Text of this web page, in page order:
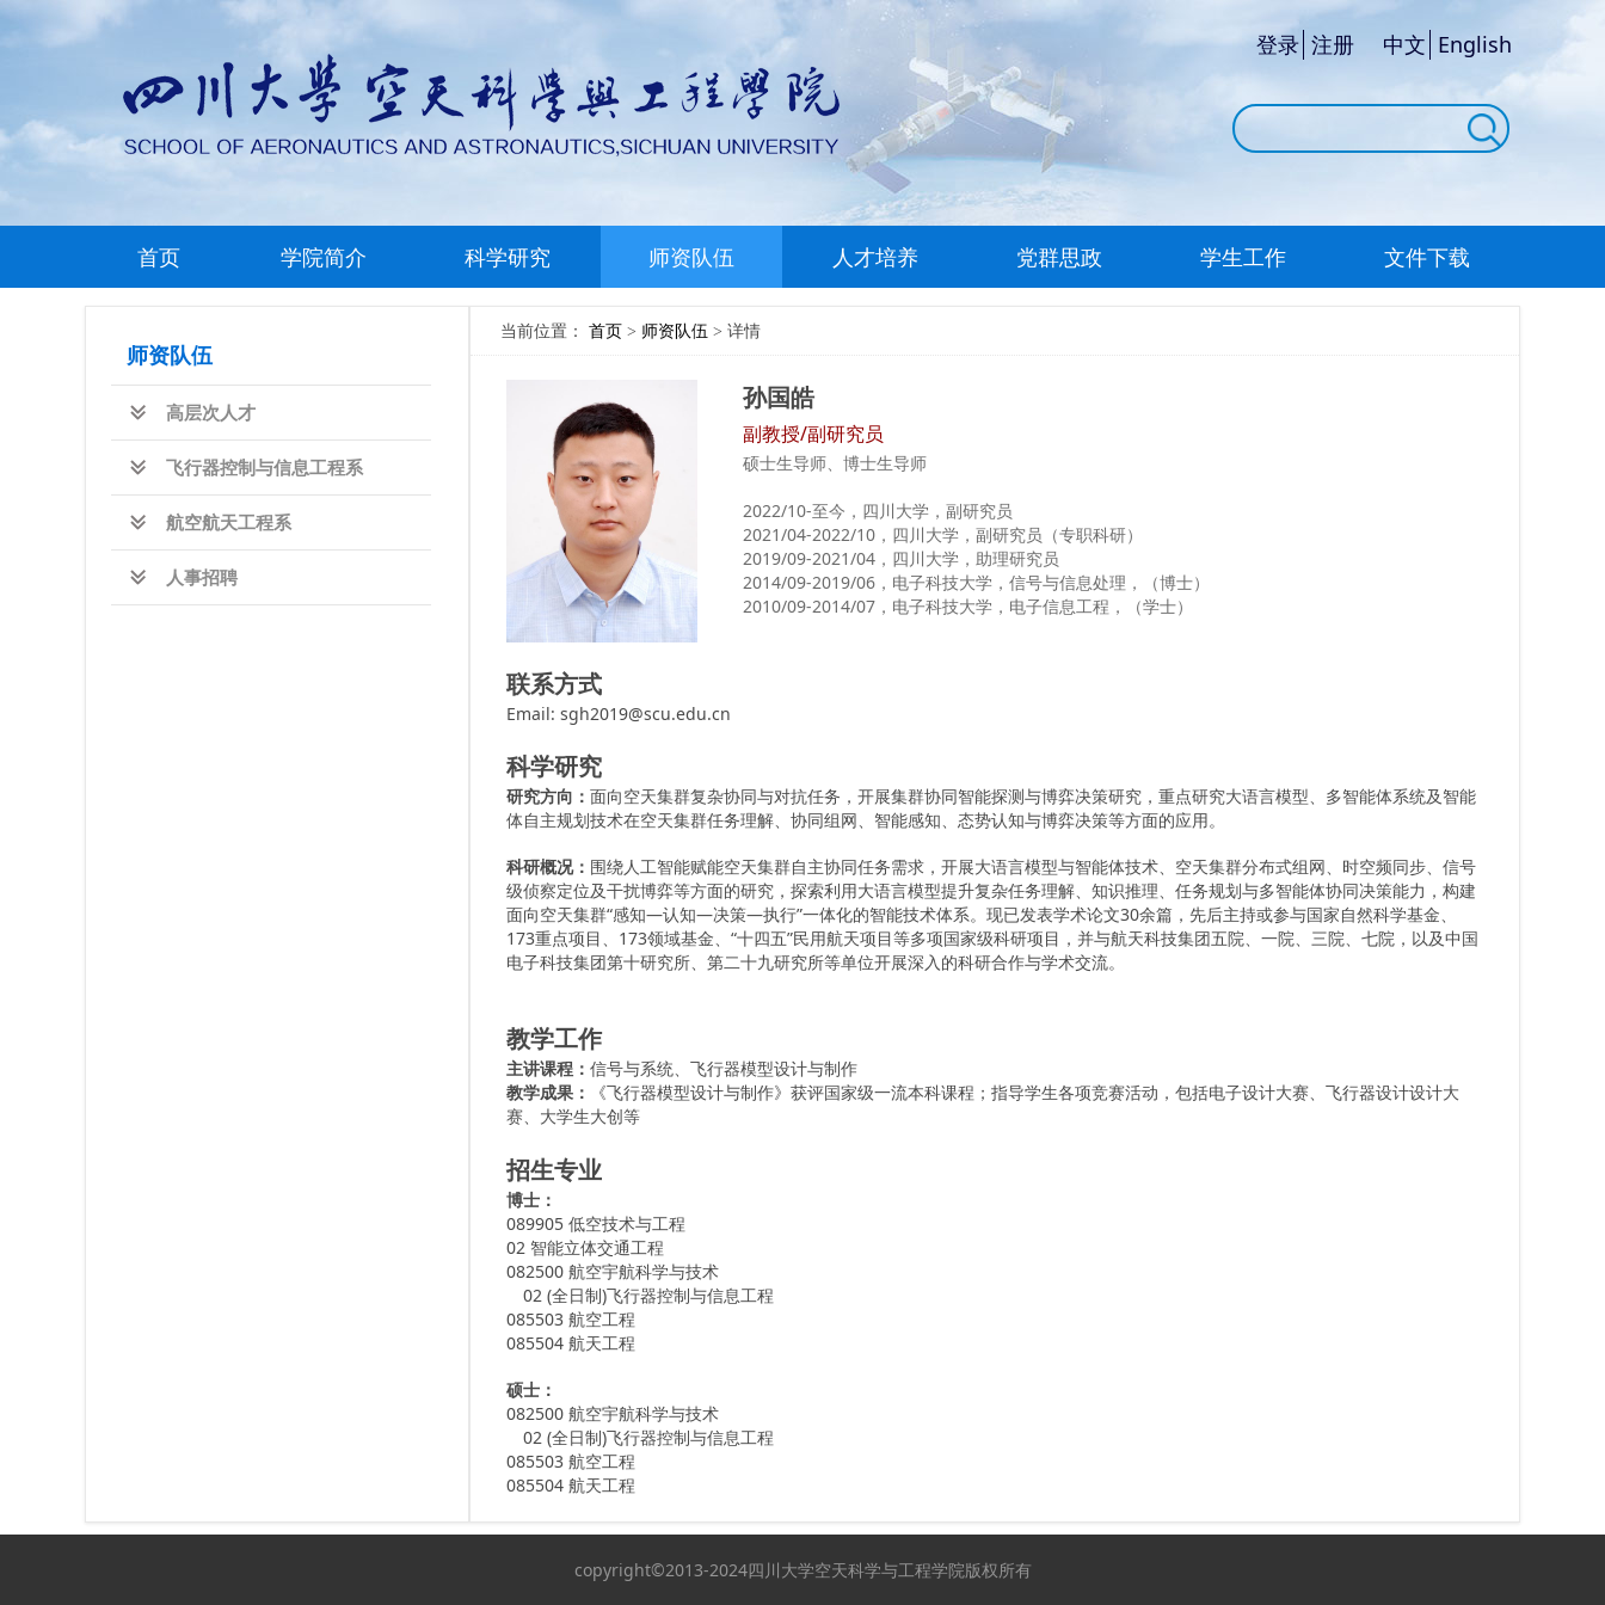
登录 注册 中文 English
首页 学院简介 科学研究 师资队伍 人才培养 党群思政 学生工作 文件下载
师资队伍
高层次人才
飞行器控制与信息工程系
航空航天工程系
人事招聘
当前位置： 首页 > 师资队伍 > 详情
孙国皓
副教授/副研究员
硕士生导师、博士生导师
2022/10-至今，四川大学，副研究员
2021/04-2022/10，四川大学，副研究员（专职科研）
2019/09-2021/04，四川大学，助理研究员
2014/09-2019/06，电子科技大学，信号与信息处理，（博士）
2010/09-2014/07，电子科技大学，电子信息工程，（学士）
联系方式
Email: sgh2019@scu.edu.cn
科学研究
研究方向： 面向空天集群复杂协同与对抗任务，开展集群协同智能探测与博弈决策研究，重点研究大语言模型、多智能体系统及智能
体自主规划技术在空天集群任务理解、协同组网、智能感知、态势认知与博弈决策等方面的应用。
科研概况： 围绕人工智能赋能空天集群自主协同任务需求，开展大语言模型与智能体技术、空天集群分布式组网、时空频同步、信号
级侦察定位及干扰博弈等方面的研究，探索利用大语言模型提升复杂任务理解、知识推理、任务规划与多智能体协同决策能力，构建
面向空天集群“感知—认知—决策—执行”一体化的智能技术体系。现已发表学术论文30余篇，先后主持或参与国家自然科学基金、
173重点项目、173领域基金、“十四五”民用航天项目等多项国家级科研项目，并与航天科技集团五院、一院、三院、七院，以及中国
电子科技集团第十研究所、第二十九研究所等单位开展深入的科研合作与学术交流。
教学工作
主讲课程： 信号与系统、飞行器模型设计与制作
教学成果：
《飞行器模型设计与制作》获评国家级一流本科课程；指导学生各项竞赛活动，包括电子设计大赛、飞行器设计设计大
赛、大学生大创等
招生专业
博士：
089905 低空技术与工程
02 智能立体交通工程
082500 航空宇航科学与技术
02 (全日制)飞行器控制与信息工程
085503 航空工程
085504 航天工程
硕士：
082500 航空宇航科学与技术
02 (全日制)飞行器控制与信息工程
085503 航空工程
085504 航天工程
copyright©2013-2024四川大学空天科学与工程学院版权所有